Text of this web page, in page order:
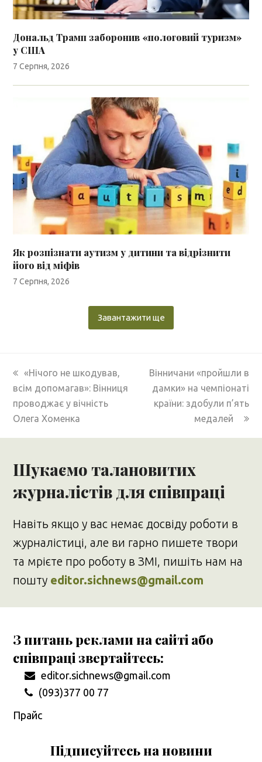
Дональд Трамп заборонив «пологовий туризм»
у США
7 Серпня, 2026
Як розпізнати аутизм у дитини та відрізнити
його від міфів
7 Серпня, 2026
Завантажити ще
previous
post:
«Нічого не шкодував,
всім допомагав»: Вінниця
проводжає у вічність
Олега Хоменка
next
post:
Вінничани «пройшли в
дамки» на чемпіонаті
країни: здобули п’ять
медалей
Шукаємо талановитих
журналістів для співпраці
Навіть якщо у вас немає досвіду роботи в
журналістиці, але ви гарно пишете твори
та мрієте про роботу в ЗМІ, пишіть нам на
пошту editor.sichnews@gmail.com
З питань реклами на сайті або
співпраці звертайтесь:
editor.sichnews@gmail.com
(093)377 00 77
Прайс
Підписуйтесь на новини